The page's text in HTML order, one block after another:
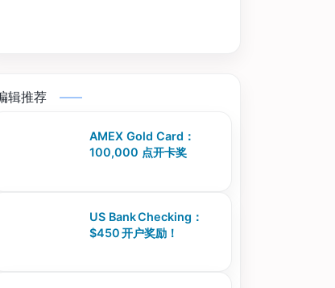
辑推荐
AMEX Gold Card：
100,000 点开卡奖
US Bank Checking：
$450 开户奖励！